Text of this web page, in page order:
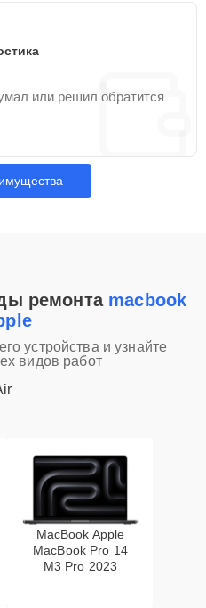
или решил обратится
ремонта macbook
устройства и узнайте
видов работ
MacBook Apple
MacBook Pro 14
M3 Pro 2023